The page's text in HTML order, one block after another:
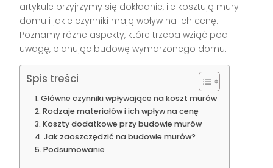
artykule przyjrzymy się dokładnie, ile kosztują mury
domu i jakie czynniki mają wpływ na ich cenę.
Poznamy różne aspekty, które trzeba wziąć pod
uwagę, planując budowę wymarzonego domu.
Spis treści
Główne czynniki wpływające na koszt murów
Rodzaje materiałów i ich wpływ na cenę
Koszty dodatkowe przy budowie murów
Jak zaoszczędzić na budowie murów?
Podsumowanie